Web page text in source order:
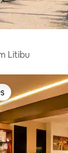
Litibu
dos hóspedes